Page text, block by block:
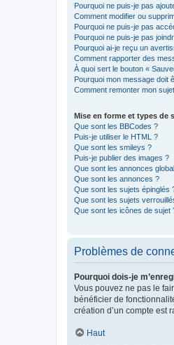
Pourquoi ne puis-je pas
Comment modifier ou
Pourquoi ne puis-je pas
Pourquoi ne puis-je pas
Pourquoi ai-je reçu un
Comment rapporter des
À quoi sert le bouton «
Pourquoi mon message doit
Comment remonter mon
Mise en forme et types de
Que sont les BBCodes ?
Puis-je utiliser le HTML ?
Que sont les smileys ?
Puis-je publier des images ?
Que sont les annonces
Que sont les annonces ?
Que sont les sujets épinglés
Que sont les sujets
Que sont les icônes de sujet
Problèmes de
Pourquoi dois-je
Vous pouvez ne pas le
bénéficier de
création d’un compte est
Haut